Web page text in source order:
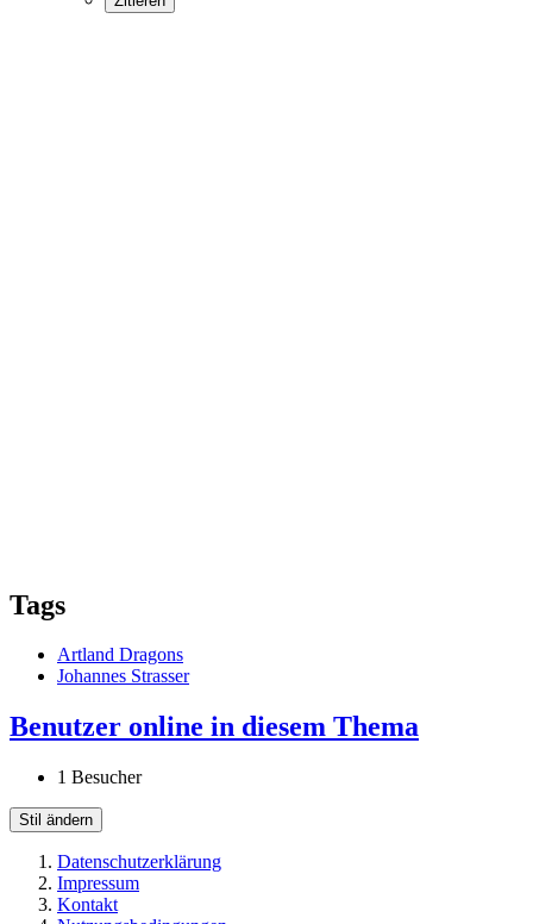
Tags
Artland Dragons
Johannes Strasser
Benutzer online in diesem Thema
1 Besucher
Stil ändern
Datenschutzerklärung
Impressum
Kontakt